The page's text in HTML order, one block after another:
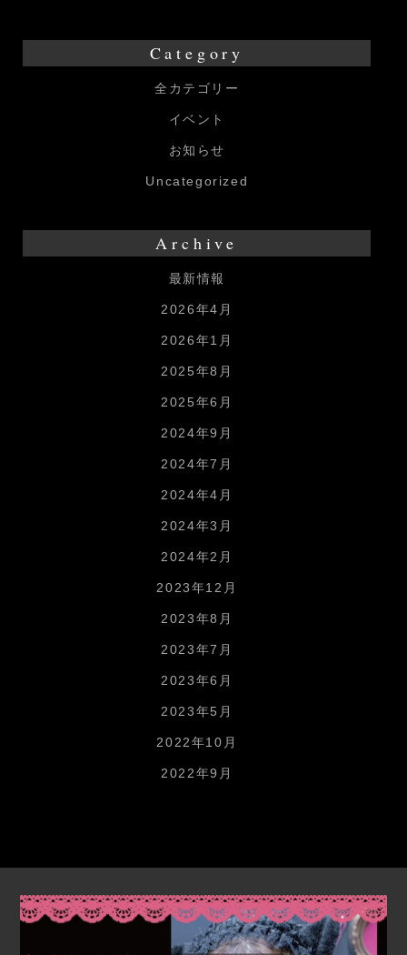
Category
全カテゴリー
イベント
お知らせ
Uncategorized
Archive
最新情報
2026年4月
2026年1月
2025年8月
2025年6月
2024年9月
2024年7月
2024年4月
2024年3月
2024年2月
2023年12月
2023年8月
2023年7月
2023年6月
2023年5月
2022年10月
2022年9月